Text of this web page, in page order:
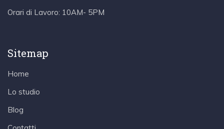
Orari di Lavoro: 10AM- 5PM
Sitemap
Home
Lo studio
Blog